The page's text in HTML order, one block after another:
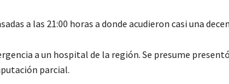
a las 21:00 horas a donde acudieron casi una
a un hospital de la región. Se presume
parcial.